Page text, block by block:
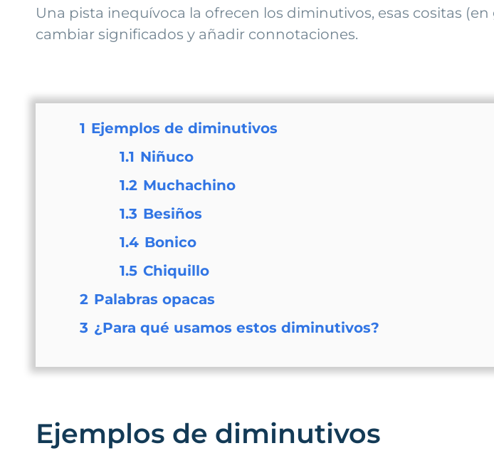
Una pista inequívoca la ofrecen los diminutivos, esas cositas
cambiar significados y añadir connotaciones.
1 Ejemplos de diminutivos
1.1 Niñuco
1.2 Muchachino
1.3 Besiños
1.4 Bonico
1.5 Chiquillo
2 Palabras opacas
3 ¿Para qué usamos estos diminutivos?
Ejemplos de diminutivos